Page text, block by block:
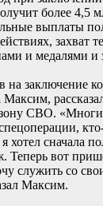
более 4,5
выплаты
захват
и медалями и
на заключение
СВО.
я хотел сначала
Теперь вот
служить со
Максим.